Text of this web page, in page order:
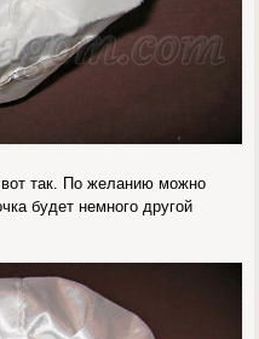
так. По желанию можно
будет немного другой